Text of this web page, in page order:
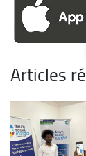
Articles